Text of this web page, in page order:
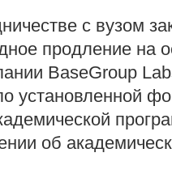
с вузом
продление на
BaseGroup
установленной
об